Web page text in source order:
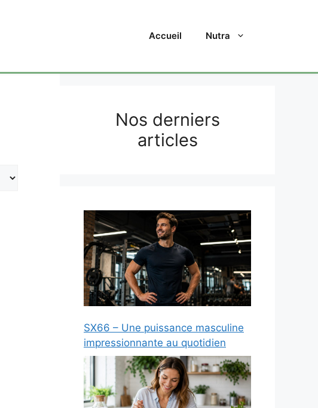
Accueil Nutra
Nos derniers
articles
SX66 – Une puissance masculine
impressionnante au quotidien